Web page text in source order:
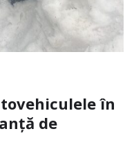
în
de